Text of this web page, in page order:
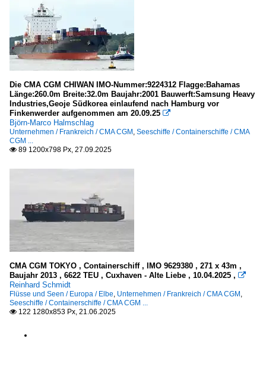
Die CMA CGM CHIWAN IMO-Nummer:9224312 Flagge:Bahamas
Länge:260.0m Breite:32.0m Baujahr:2001 Bauwerft:Samsung Heavy
Industries,Geoje Südkorea einlaufend nach Hamburg vor
Finkenwerder aufgenommen am 20.09.25 
Björn-Marco Halmschlag
Unternehmen / Frankreich / CMA CGM , Seeschiffe / Containerschiffe / CMA
CGM ...
 89 1200x798 Px, 27.09.2025
CMA CGM TOKYO , Containerschiff , IMO 9629380 , 271 x 43m ,
Baujahr 2013 , 6622 TEU , Cuxhaven - Alte Liebe , 10.04.2025 , 
Reinhard Schmidt
Flüsse und Seen / Europa / Elbe, Unternehmen / Frankreich / CMA CGM ,
Seeschiffe / Containerschiffe / CMA CGM ...
 122 1280x853 Px, 21.06.2025